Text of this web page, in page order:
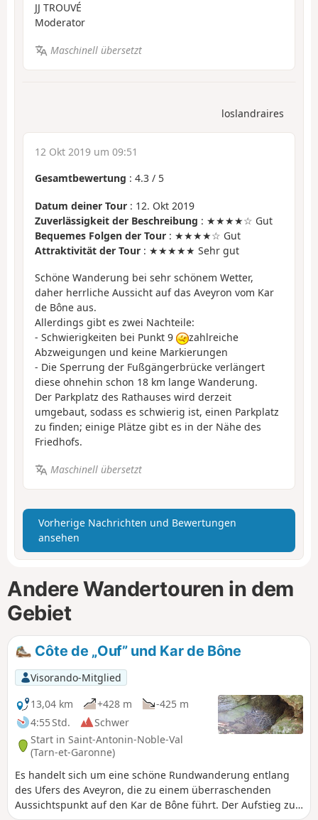
JJ TROUVÉ
Moderator
Maschinell übersetzt
loslandraires
12 Okt 2019 um 09:51
Gesamtbewertung : 4.3 / 5
Datum deiner Tour : 12. Okt 2019
Zuverlässigkeit der Beschreibung : ★★★★☆ Gut
Bequemes Folgen der Tour : ★★★★☆ Gut
Attraktivität der Tour : ★★★★★ Sehr gut
Schöne Wanderung bei sehr schönem Wetter,
daher herrliche Aussicht auf das Aveyron vom Kar
de Bône aus.
Allerdings gibt es zwei Nachteile:
- Schwierigkeiten bei Punkt 9
zahlreiche
Abzweigungen und keine Markierungen
- Die Sperrung der Fußgängerbrücke verlängert
diese ohnehin schon 18 km lange Wanderung.
Der Parkplatz des Rathauses wird derzeit
umgebaut, sodass es schwierig ist, einen Parkplatz
zu finden; einige Plätze gibt es in der Nähe des
Friedhofs.
Maschinell übersetzt
Vorherige Nachrichten und Bewertungen
ansehen
Andere Wandertouren in dem
Gebiet
Côte de „Ouf” und Kar de Bône
Visorando-Mitglied
13,04 km
+428 m
-425 m
4:55 Std.
Schwer
Start in Saint-Antonin-Noble-Val
(Tarn-et-Garonne)
Es handelt sich um eine schöne Rundwanderung entlang
des Ufers des Aveyron, die zu einem überraschenden
Aussichtspunkt auf den Kar de Bône führt. Der Aufstieg zu